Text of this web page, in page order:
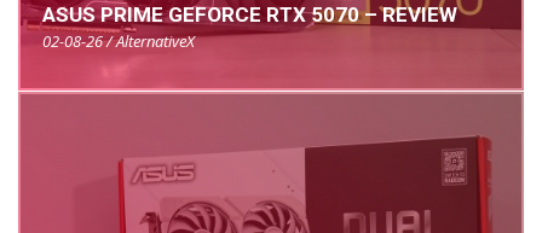
ASUS PRIME GEFORCE RTX 5070 – REVIEW
02-08-26 / AlternativeX